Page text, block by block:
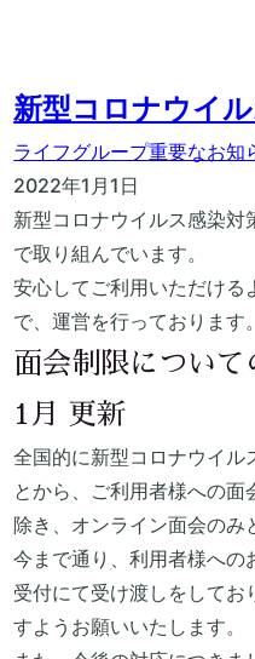
新型コロナウイ
ライフグループ重要なお知
2022年1月1日
新型コロナウイルス感染対
で取り組んでいます。
安心してご利用いただける
で、運営を行っております。
面会制限につい
1月 更新
全国的に新型コロナウイル
とから、ご利用者様への
除き、オンライン面会のみ
今まで通り、利用者様への
受付にて受け渡しをしてお
すようお願いいたします。